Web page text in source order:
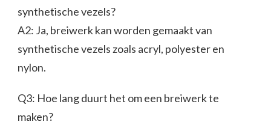
synthetische vezels?
A2: Ja, breiwerk kan worden gemaakt van
synthetische vezels zoals acryl, polyester en
nylon.
Q3: Hoe lang duurt het om een breiwerk te
maken?